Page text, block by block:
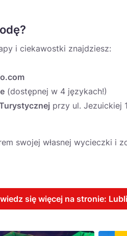
i ciekawostki znajdziesz:
(dostępnej w 4 językach!)
przy ul. Jezuickiej
swojej własnej wycieczki i
się więcej na stronie: